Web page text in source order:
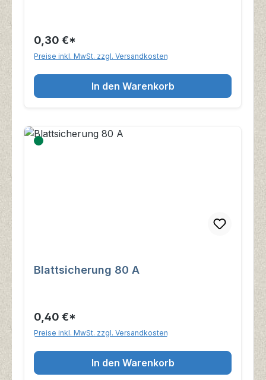
0,30 €*
Preise inkl. MwSt. zzgl. Versandkosten
In den Warenkorb
Blattsicherung 80 A
0,40 €*
Preise inkl. MwSt. zzgl. Versandkosten
In den Warenkorb